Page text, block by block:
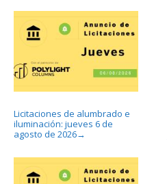
Licitaciones de alumbrado e
iluminación: jueves 6 de
agosto de 2026→